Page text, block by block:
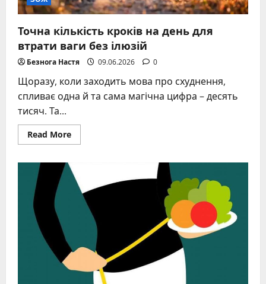
Точна кількість кроків на день для
втрати ваги без ілюзій
Безнога Настя 09.06.2026 0
Щоразу, коли заходить мова про схуднення,
спливає одна й та сама магічна цифра – десять
тисяч. Та...
Read MoreRead
more
кількість
кроків
на
день
для
втрати